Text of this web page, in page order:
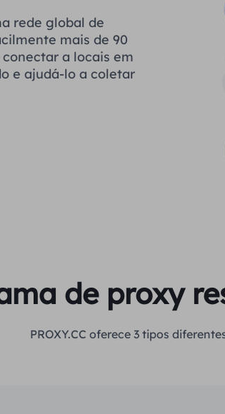
rede global de
mais de 90
a locais em
e ajudá-lo a coletar
de proxy
PROXY.CC oferece 3 tipos